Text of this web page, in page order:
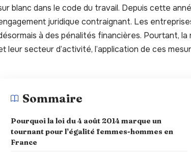
blanc dans le code du travail. Depuis cette
juridique contraignant. Les
à des pénalités financières. Pourtant,
leur secteur d’activité, l’application de ces
Sommaire
Pourquoi la loi du 4 août 2014 marque un
tournant pour l’égalité femmes-hommes en
France